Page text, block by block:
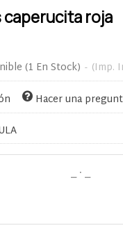
roja
(1 En Stock) - (Imp.
Hacer una